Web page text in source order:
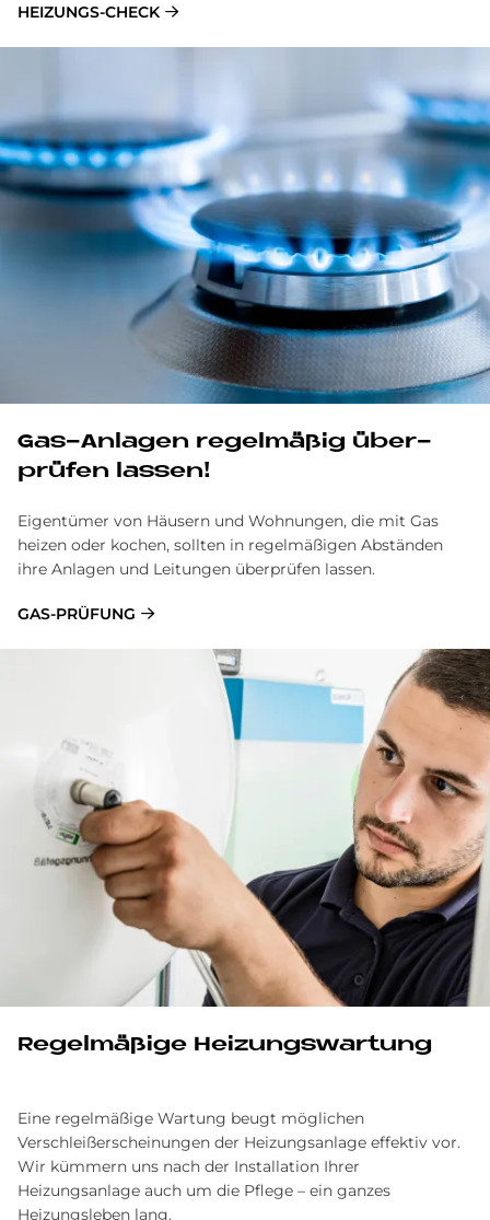
HEI­ZUN­GS-CHECK
Gas-An­la­gen re­gel­mä­ßig über­
prü­fen las­sen!
Eigentümer von Häusern und Wohnungen, die mit Gas
heizen oder kochen, sollten in regelmäßigen Abständen
ihre Anlagen und Leitungen überprüfen lassen.
GAS-PRÜFUNG
Re­gel­mä­ßi­ge Hei­zungs­war­tung
Eine regelmäßige Wartung beugt möglichen
Verschleißerscheinungen der Heizungsanlage effektiv vor.
Wir kümmern uns nach der Installation Ihrer
Heizungsanlage auch um die Pflege – ein ganzes
Heizungsleben lang.